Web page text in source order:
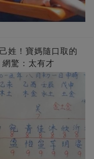
姓！寶媽隨口取的
網驚：太有才